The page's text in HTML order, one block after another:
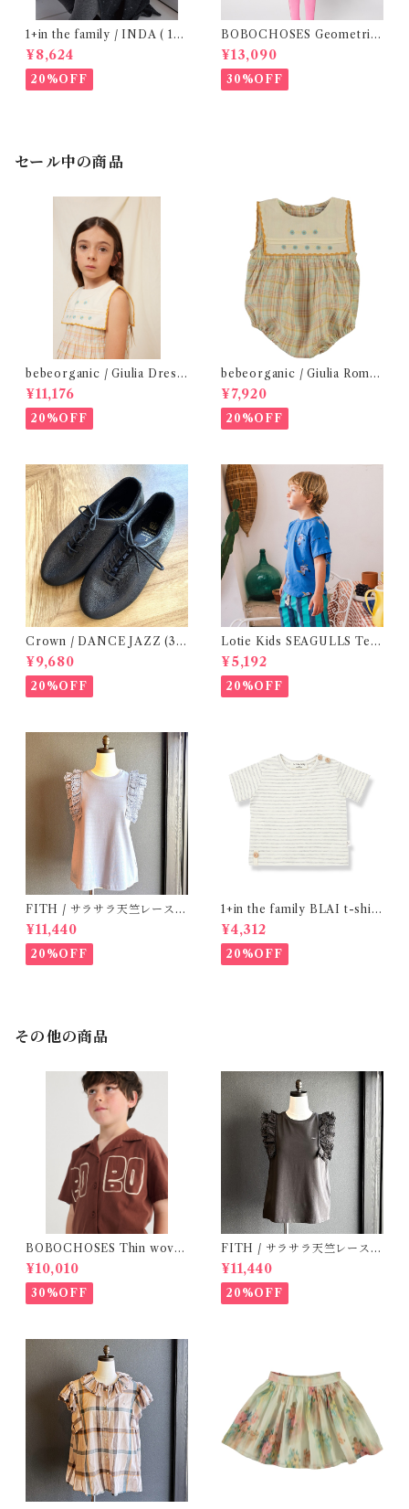
1+in the family / INDA ( 12-
48m )
¥8,624
20%OFF
BOBOCHOSES Geometric
Scacs all over dress / 4-8Y
¥13,090
30%OFF
セール中の商品
bebeorganic / Giulia Dress
Lagoon Check (2-6y)
¥11,176
20%OFF
bebeorganic / Giulia Romp
er Lagoon Check( 6・12ｍ)
¥7,920
20%OFF
Crown / DANCE JAZZ (3:2
2cm / 6:24-24,5 ) Black
¥9,680
20%OFF
Lotie Kids SEAGULLS Tee
(12m- 8Y)
¥5,192
20%OFF
FITH / サラサラ天竺レースT
シャツ (BL) / 145・155
¥11,440
20%OFF
1+in the family BLAI t-shirt
(Grey)
¥4,312
20%OFF
その他の商品
BOBOCHOSES Thin wove
n shirt / 2-6Y
¥10,010
30%OFF
FITH / サラサラ天竺レースT
シャツ (Black) / 145・155
¥11,440
20%OFF